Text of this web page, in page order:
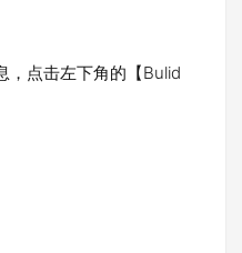
，点击左下角的【Bulid